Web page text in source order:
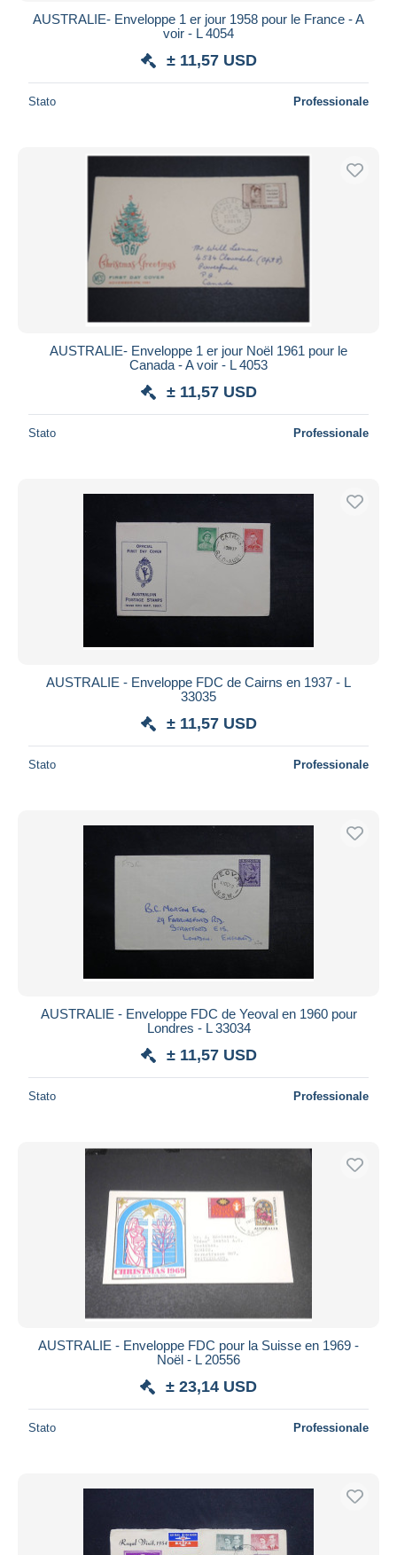
AUSTRALIE- Enveloppe 1 er jour 1958 pour le France - A
voir - L 4054
± 11,57 USD
Stato Professionale
AUSTRALIE- Enveloppe 1 er jour Noël 1961 pour le
Canada - A voir - L 4053
± 11,57 USD
Stato Professionale
AUSTRALIE - Enveloppe FDC de Cairns en 1937 - L
33035
± 11,57 USD
Stato Professionale
AUSTRALIE - Enveloppe FDC de Yeoval en 1960 pour
Londres - L 33034
± 11,57 USD
Stato Professionale
AUSTRALIE - Enveloppe FDC pour la Suisse en 1969 -
Noël - L 20556
± 23,14 USD
Stato Professionale